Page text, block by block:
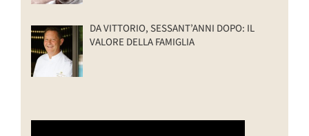
DA VITTORIO, SESSANT’ANNI DOPO: IL
VALORE DELLA FAMIGLIA